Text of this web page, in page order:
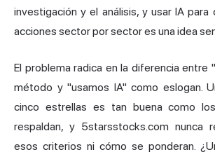
investigación y el análisis, y usar IA para
acciones sector por sector es una idea
El problema radica en la diferencia entre
método y "usamos IA" como eslogan.
cinco estrellas es tan buena como
respaldan, y 5starsstocks.com nunca
esos criterios ni cómo se ponderan.